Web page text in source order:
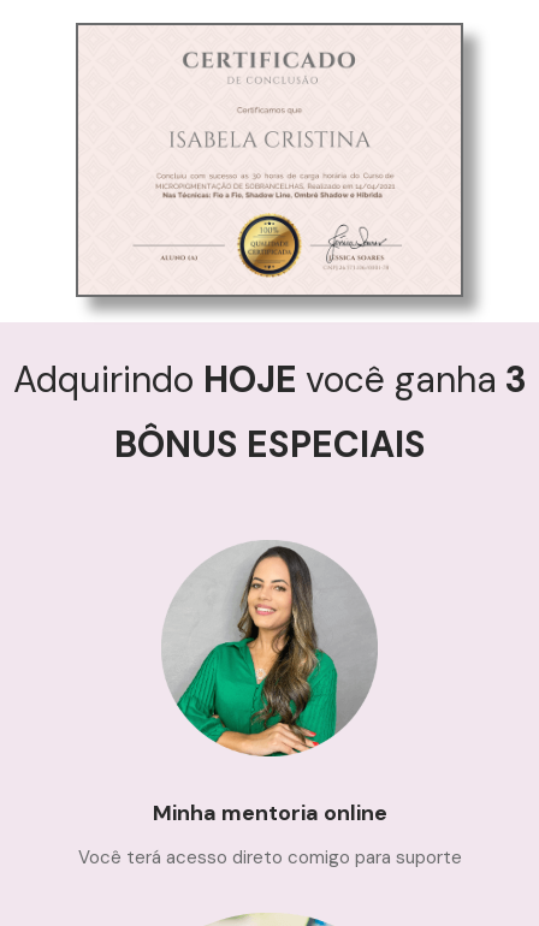
Adquirindo HOJE você ganha 3
BÔNUS ESPECIAIS
Minha mentoria online
Você terá acesso direto comigo para suporte